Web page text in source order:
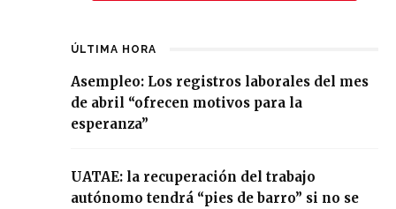
ÚLTIMA HORA
Asempleo: Los registros laborales del mes
de abril “ofrecen motivos para la
esperanza”
UATAE: la recuperación del trabajo
autónomo tendrá “pies de barro” si no se